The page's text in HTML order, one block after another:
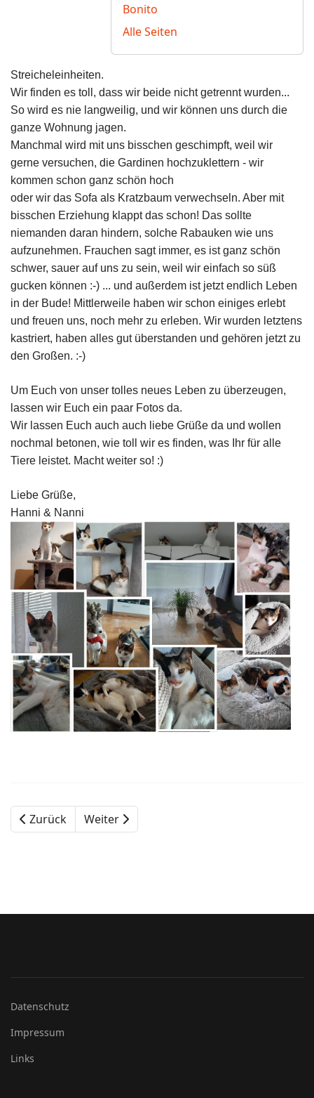
Bonito
Alle Seiten
Streicheleinheiten.
Wir finden es toll, dass wir beide nicht getrennt wurden...
So wird es nie langweilig, und wir können uns durch die
ganze Wohnung jagen.
Manchmal wird mit uns bisschen geschimpft, weil wir
gerne versuchen, die Gardinen hochzuklettern - wir
kommen schon ganz schön hoch
oder wir das Sofa als Kratzbaum verwechseln. Aber mit
bisschen Erziehung klappt das schon! Das sollte
niemanden daran hindern, solche Rabauken wie uns
aufzunehmen. Frauchen sagt immer, es ist ganz schön
schwer, sauer auf uns zu sein, weil wir einfach so süß
gucken können :-) ... und außerdem ist jetzt endlich Leben
in der Bude! Mittlerweile haben wir schon einiges erlebt
und freuen uns, noch mehr zu erleben. Wir wurden letztens
kastriert, haben alles gut überstanden und gehören jetzt zu
den Großen. :-)
Um Euch von unser tolles neues Leben zu überzeugen,
lassen wir Euch ein paar Fotos da.
Wir lassen Euch auch auch liebe Grüße da und wollen
nochmal betonen, wie toll wir es finden, was Ihr für alle
Tiere leistet. Macht weiter so! :)
Liebe Grüße,
Hanni & Nanni
Zurück Weiter
Datenschutz
Impressum
Links